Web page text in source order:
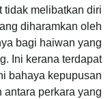
tidak melibatkan diri
diharamkan oleh
bagi haiwan yang
Ini kerana terdapat
bahaya kepupusan
perkara yang